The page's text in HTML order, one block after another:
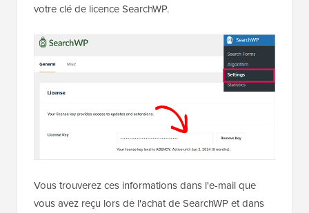
votre clé de licence SearchWP.
Vous trouverez ces informations dans l'e-mail que
vous avez reçu lors de l'achat de SearchWP et dans